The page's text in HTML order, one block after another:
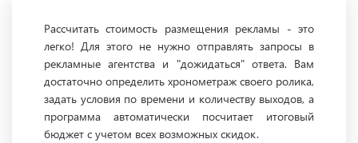
Рассчитать стоимость размещения рекламы - это
легко! Для этого не нужно отправлять запросы в
рекламные агентства и "дожидаться" ответа. Вам
достаточно определить хронометраж своего ролика,
задать условия по времени и количеству выходов, а
программа автоматически посчитает итоговый
бюджет с учетом всех возможных скидок.